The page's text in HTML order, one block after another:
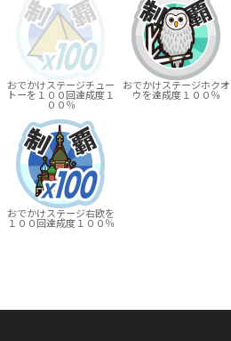
おでかけステージチュー
トーを１００回達成度１
００％
おでかけステージホクオ
ウを達成度１００％
おでかけステージ右欧を
１００回達成度１００％